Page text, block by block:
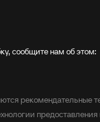
сообщите нам об этом:
рекомендательные